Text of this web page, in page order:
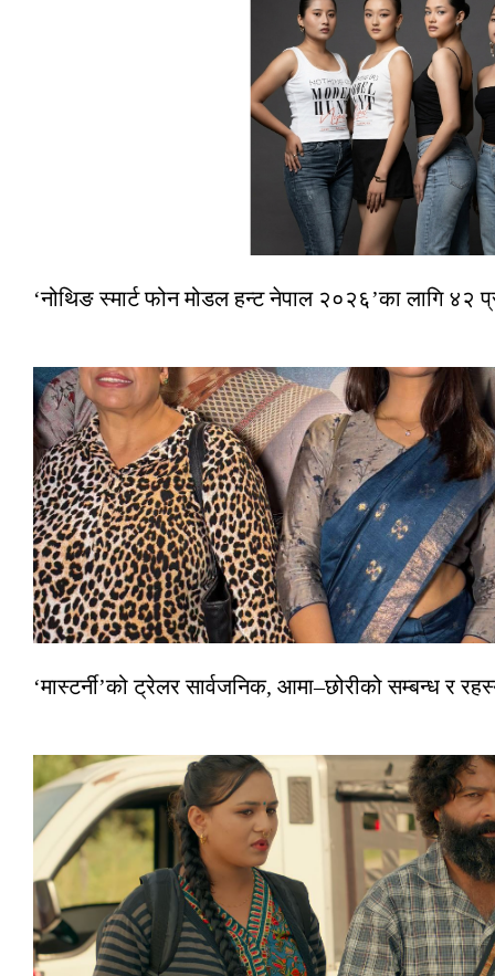
‘नोथिङ स्मार्ट फोन मोडल हन्ट नेपाल २०२६’का लागि ४२
‘मास्टर्नी’को ट्रेलर सार्वजनिक, आमा–छोरीको सम्बन्ध र